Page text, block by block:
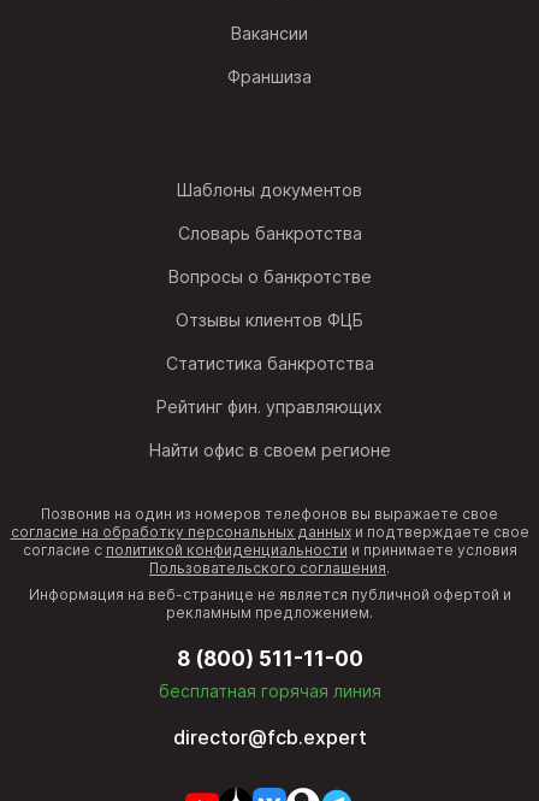
Вакансии
Франшиза
Шаблоны документов
Словарь банкротства
Вопросы о банкротстве
Отзывы клиентов ФЦБ
Статистика банкротства
Рейтинг фин. управляющих
Найти офис в своем регионе
Позвонив на один из номеров телефонов вы выражаете свое
согласие на обработку персональных данныхи подтверждаете свое
согласие с политикой конфиденциальности и принимаете условия
Пользовательского соглашения.
Информация на веб-странице не является публичной офертой и
рекламным предложением.
8 (800) 511-11-00
бесплатная горячая линия
director@fcb.expert